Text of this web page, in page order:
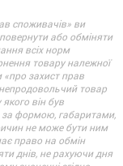
споживачів» ви
або обміняти
всіх норм
товару належної
«про захист прав
товар
він був
формою, габаритами,
не може бути ним
право на обмін
днів, не рахуючи дня